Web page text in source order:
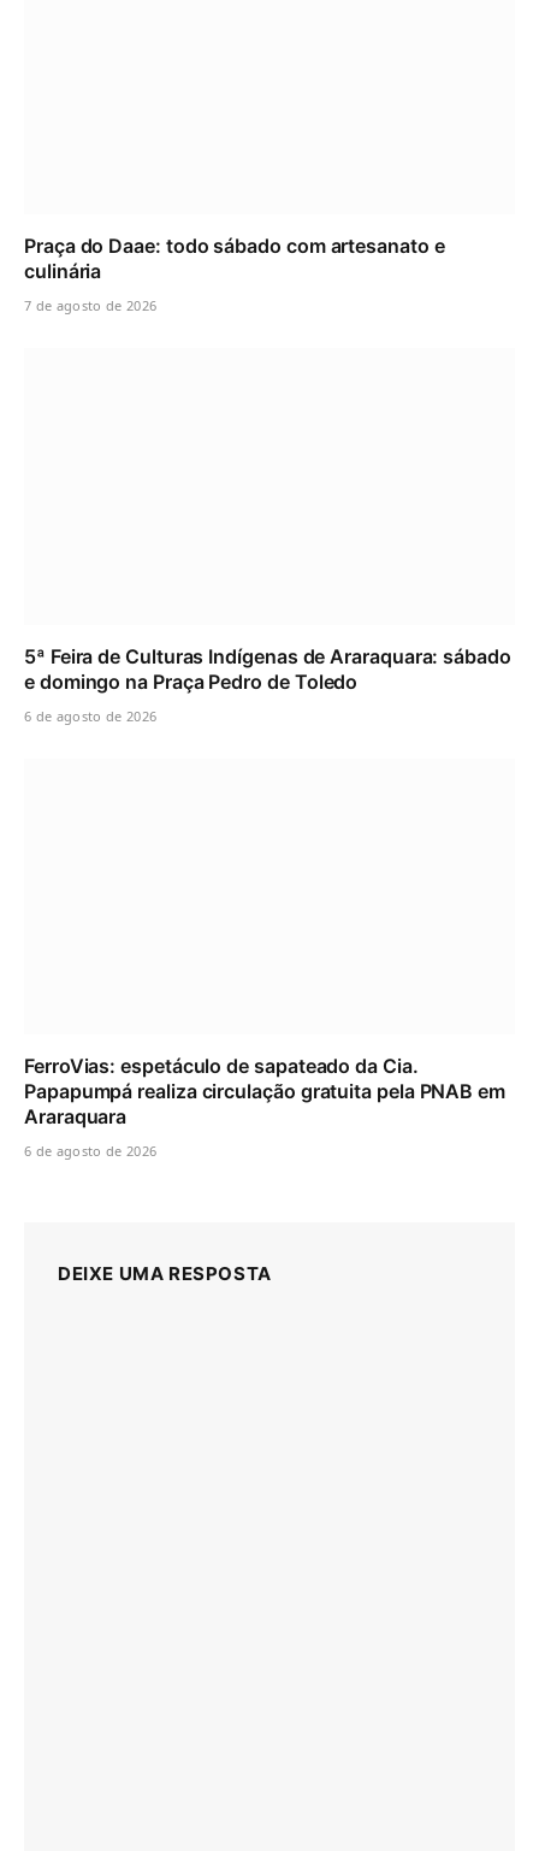
Praça do Daae: todo sábado com artesanato e
culinária
7 de agosto de 2026
5ª Feira de Culturas Indígenas de Araraquara: sábado
e domingo na Praça Pedro de Toledo
6 de agosto de 2026
FerroVias: espetáculo de sapateado da Cia.
Papapumpá realiza circulação gratuita pela PNAB em
Araraquara
6 de agosto de 2026
DEIXE UMA RESPOSTA